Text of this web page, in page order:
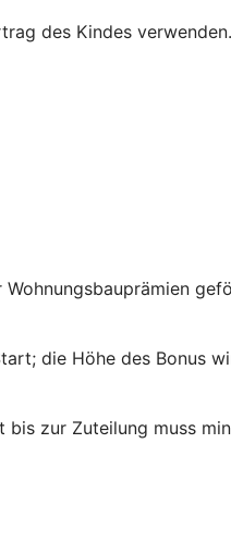
des Kindes verwenden.
die Höhe des
zur Zuteilung muss